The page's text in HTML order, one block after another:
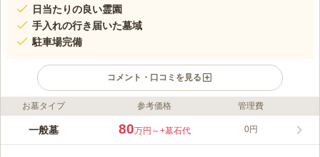
日当たりの良い霊園
手入れの行き届いた墓域
駐車場完備
コメント・口コミを見る
ライフドット編集部のコメント
上尾市でも有数の古い歴史を持つ霊苑は、周囲も緑が豊富で、抜
お墓タイプ 参考価格 管理費
一般墓 80万円～+墓石代 0円